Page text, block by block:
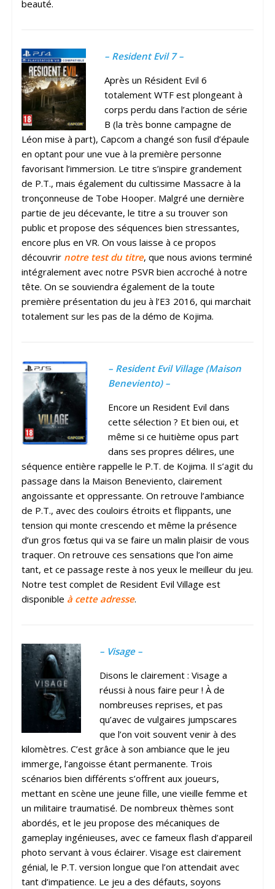
beauté.
– Resident Evil 7 –
Après un Résident Evil 6
totalement WTF est plongeant à
corps perdu dans l’action de série
B (la très bonne campagne de
Léon mise à part), Capcom a changé son fusil d’épaule
en optant pour une vue à la première personne
favorisant l’immersion. Le titre s’inspire grandement
de P.T., mais également du cultissime Massacre à la
tronçonneuse de Tobe Hooper. Malgré une dernière
partie de jeu décevante, le titre a su trouver son
public et propose des séquences bien stressantes,
encore plus en VR. On vous laisse à ce propos
découvrir notre test du titre, que nous avions terminé
intégralement avec notre PSVR bien accroché à notre
tête. On se souviendra également de la toute
première présentation du jeu à l’E3 2016, qui marchait
totalement sur les pas de la démo de Kojima.
– Resident Evil Village (Maison
Beneviento) –
Encore un Resident Evil dans
cette sélection ? Et bien oui, et
même si ce huitième opus part
dans ses propres délires, une
séquence entière rappelle le P.T. de Kojima. Il s’agit du
passage dans la Maison Beneviento, clairement
angoissante et oppressante. On retrouve l’ambiance
de P.T., avec des couloirs étroits et flippants, une
tension qui monte crescendo et même la présence
d’un gros fœtus qui va se faire un malin plaisir de vous
traquer. On retrouve ces sensations que l’on aime
tant, et ce passage reste à nos yeux le meilleur du jeu.
Notre test complet de Resident Evil Village est
disponible à cette adresse.
– Visage –
Disons le clairement : Visage a
réussi à nous faire peur ! À de
nombreuses reprises, et pas
qu’avec de vulgaires jumpscares
que l’on voit souvent venir à des
kilomètres. C’est grâce à son ambiance que le jeu
immerge, l’angoisse étant permanente. Trois
scénarios bien différents s’offrent aux joueurs,
mettant en scène une jeune fille, une vieille femme et
un militaire traumatisé. De nombreux thèmes sont
abordés, et le jeu propose des mécaniques de
gameplay ingénieuses, avec ce fameux flash d’appareil
photo servant à vous éclairer. Visage est clairement
génial, le P.T. version longue que l’on attendait avec
tant d’impatience. Le jeu a des défauts, soyons